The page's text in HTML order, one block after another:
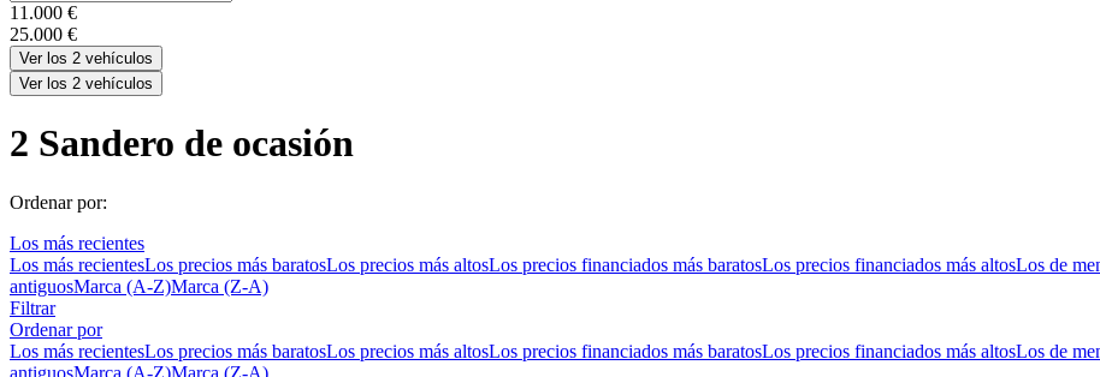
11.000 €
25.000 €
Ver los 2 vehículos
Ver los 2 vehículos
2 Sandero de ocasión
Ordenar por:
Los más recientes
Los más recientesLos precios más baratosLos precios más altosLos precios financiados más baratosLos precios financiados más altosLos de
antiguosMarca (A-Z)Marca (Z-A)
Filtrar
Ordenar por
Los más recientesLos precios más baratosLos precios más altosLos precios financiados más baratosLos precios financiados más altosLos de
antiguosMarca (A-Z)Marca (Z-A)